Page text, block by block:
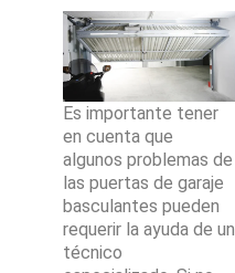
Es importante tener
en cuenta que
algunos problemas de
las puertas de garaje
basculantes pueden
requerir la ayuda de un
técnico